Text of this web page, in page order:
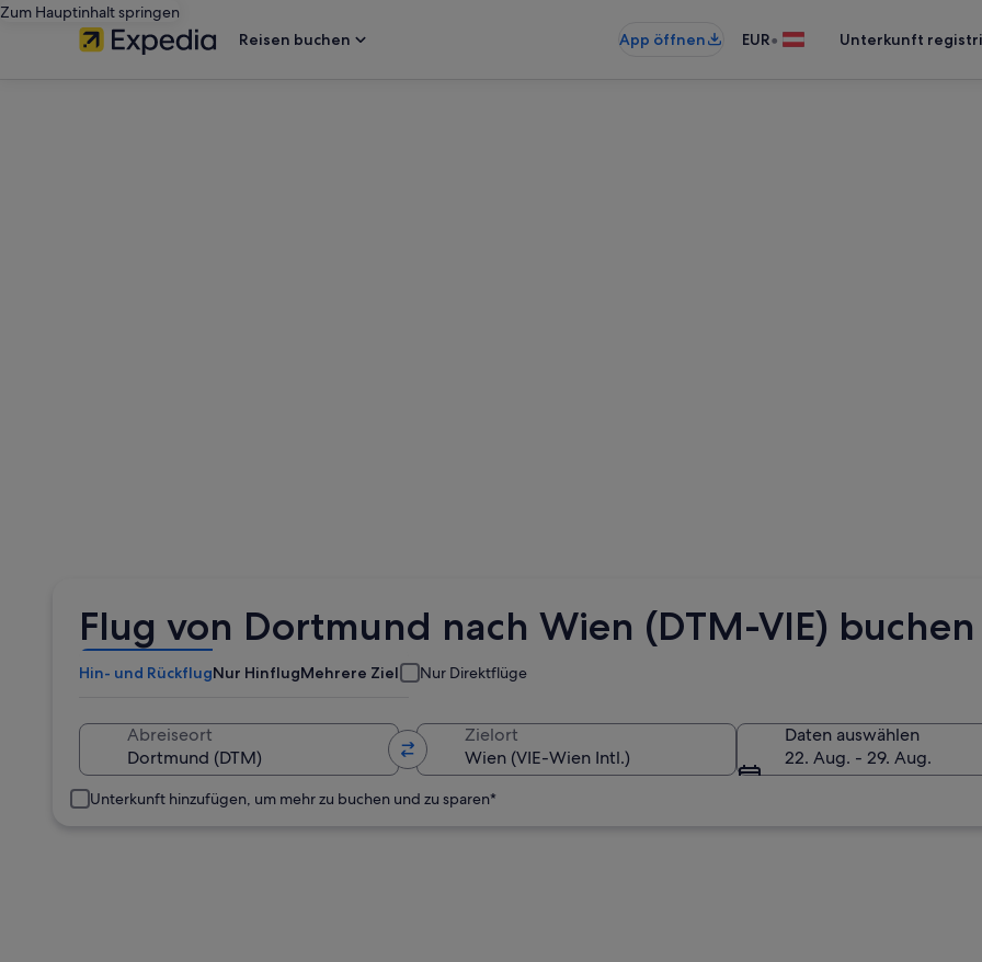
Zum Hauptinhalt springen
Reisen buchen
App öffnen EUR• Unterkunft
Flug von Dortmund nach Wien (DTM-VIE) buchen
Hin- und RückflugNur HinflugMehrere Ziele Nur Direktflüge
Abreiseort Zielort
Daten auswählen
22. Aug. - 29. Aug.
Unterkunft hinzufügen, um mehr zu buchen und zu sparen*